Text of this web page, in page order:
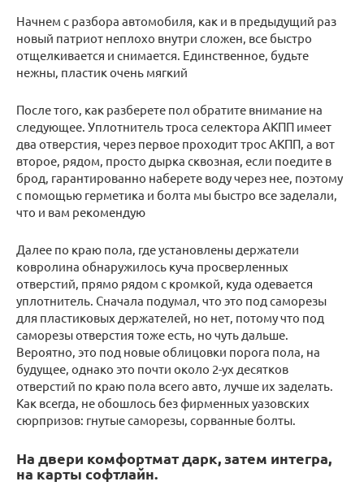
Начнем с разбора автомобиля, как и в предыдущий раз
новый патриот неплохо внутри сложен, все быстро
отщелкивается и снимается. Единственное, будьте
нежны, пластик очень мягкий
После того, как разберете пол обратите внимание на
следующее. Уплотнитель троса селектора АКПП имеет
два отверстия, через первое проходит трос АКПП, а вот
второе, рядом, просто дырка сквозная, если поедите в
брод, гарантированно наберете воду через нее, поэтому
с помощью герметика и болта мы быстро все заделали,
что и вам рекомендую
Далее по краю пола, где установлены держатели
ковролина обнаружилось куча просверленных
отверстий, прямо рядом с кромкой, куда одевается
уплотнитель. Сначала подумал, что это под саморезы
для пластиковых держателей, но нет, потому что под
саморезы отверстия тоже есть, но чуть дальше.
Вероятно, это под новые облицовки порога пола, на
будущее, однако это почти около 2-ух десятков
отверстий по краю пола всего авто, лучше их заделать.
Как всегда, не обошлось без фирменных уазовских
сюрпризов: гнутые саморезы, сорванные болты.
На двери комфортмат дарк, затем интегра,
на карты софтлайн.